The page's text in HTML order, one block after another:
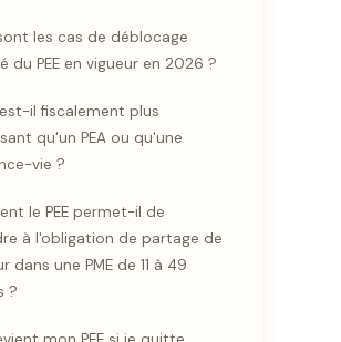
les cas de déblocage
du PEE en vigueur en 2026 ?
est-il fiscalement plus
qu'un PEA ou qu'une
vie ?
le PEE permet-il de
à l'obligation de partage de
dans une PME de 11 à 49
?